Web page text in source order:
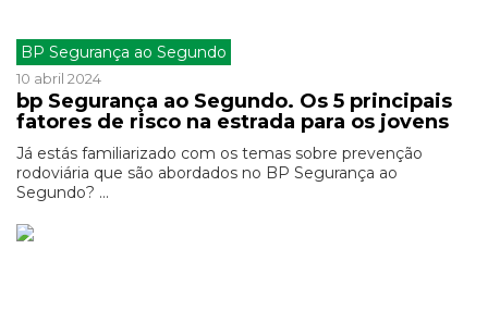
BP Segurança ao Segundo
10 abril 2024
bp Segurança ao Segundo. Os 5 principais
fatores de risco na estrada para os jovens
Já estás familiarizado com os temas sobre prevenção
rodoviária que são abordados no BP Segurança ao
Segundo? ...